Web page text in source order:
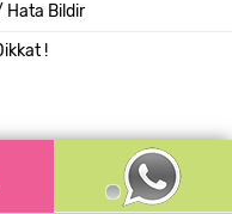
Hata Bildir
!